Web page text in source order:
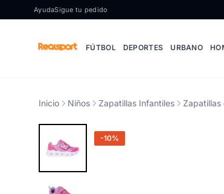
Ir al contenido
AyudaSigue tu pedido
FÚTBOL DEPORTES URBANO
Inicio Niños Zapatillas Infantiles Zapatillas
-10%